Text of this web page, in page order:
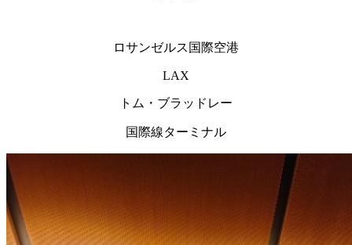
ロサンゼルス国際空港
LAX
トム・ブラッドレー
国際線ターミナル